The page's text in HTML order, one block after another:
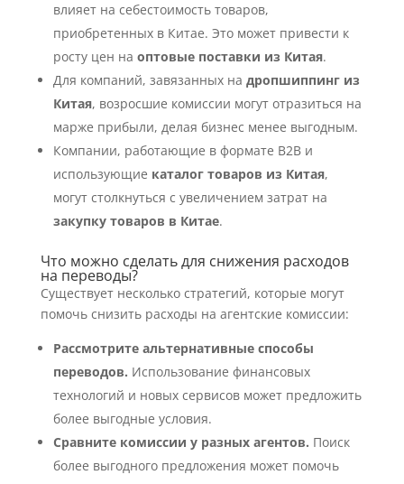
влияет на себестоимость товаров,
приобретенных в Китае. Это может привести к
росту цен на оптовые поставки из Китая.
Для компаний, завязанных на дропшиппинг из
Китая, возросшие комиссии могут отразиться на
марже прибыли, делая бизнес менее выгодным.
Компании, работающие в формате B2B и
использующие каталог товаров из Китая,
могут столкнуться с увеличением затрат на
закупку товаров в Китае.
Что можно сделать для снижения расходов
на переводы?
Существует несколько стратегий, которые могут
помочь снизить расходы на агентские комиссии:
Рассмотрите альтернативные способы
переводов. Использование финансовых
технологий и новых сервисов может предложить
более выгодные условия.
Сравните комиссии у разных агентов. Поиск
более выгодного предложения может помочь